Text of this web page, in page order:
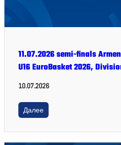
11.07.2026 semi-finals
U16 EuroBasket 2026,
10.07.2026
Далее